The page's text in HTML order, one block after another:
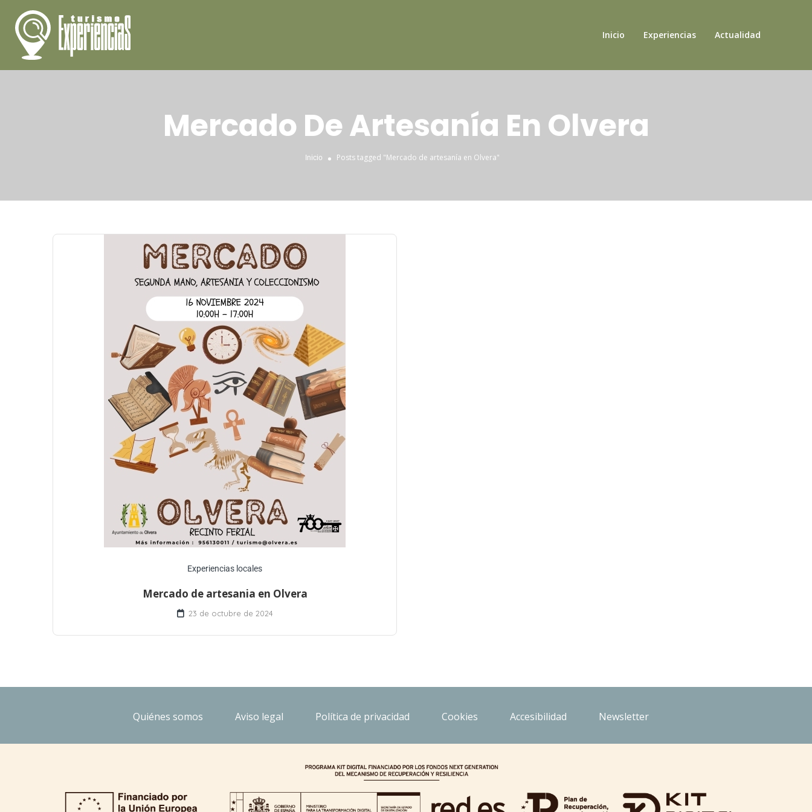
Inicio Experiencias Actualidad
Mercado De Artesanía En Olvera
Inicio Posts tagged "Mercado de artesanía en Olvera"
Experiencias locales
Mercado de artesania en Olvera
23 de octubre de 2024
Quiénes somos Aviso legal Política de privacidad Cookies Accesibilidad Newsletter